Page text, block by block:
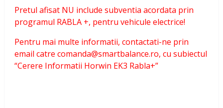
Pretul afisat NU include subventia acordata prin
programul RABLA +, pentru vehicule electrice!
Pentru mai multe informatii, contactati-ne prin
email catre comanda@smartbalance.ro, cu subiectul
“Cerere Informatii Horwin EK3 Rabla+”